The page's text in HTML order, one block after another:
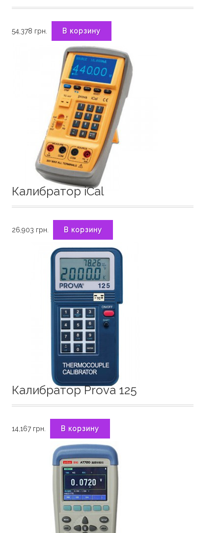
54,378 грн. В корзину
Калибратор iCal
26,903 грн. В корзину
Калибратор Prova 125
14,167 грн. В корзину